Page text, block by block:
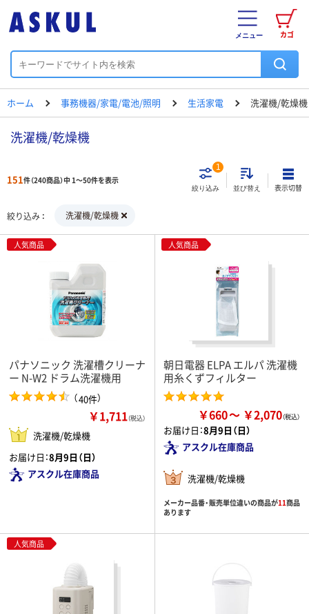
カゴ
メニュー
ホーム 事務機器/家電/電池/照明 生活家電 洗濯機/乾燥機
洗濯機/乾燥機
151件（240商品）中 1～50件を表示
絞り込み
1
並び替え 表示切替
絞り込み 洗濯機/乾燥機
人気商品
パナソニック 洗濯槽クリーナ
ー N-W2 ドラム洗濯機用
（40件）
￥1,711（税込）
洗濯機/乾燥機
お届け日：8月9日（日）
アスクル在庫商品
人気商品
朝日電器 ELPA エルパ 洗濯機
用糸くずフィルター
￥660 ￥2,070
お届け日：8月9日（日）
アスクル在庫商品
洗濯機/乾燥機
メーカー品番・販売単位違いの商品が11商品
あります
人気商品